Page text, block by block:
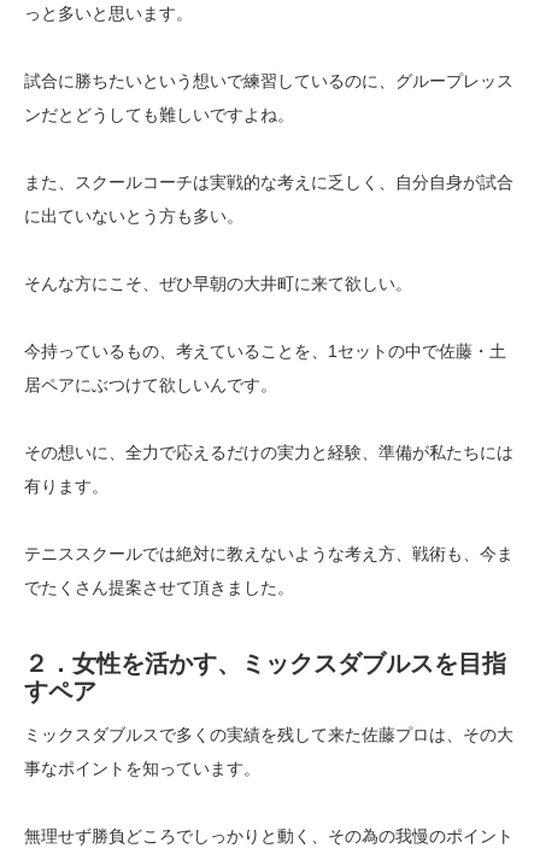
っと多いと思います。
試合に勝ちたいという想いで練習しているのに、グループレッス
ンだとどうしても難しいですよね。
また、スクールコーチは実戦的な考えに乏しく、自分自身が試合
に出ていないとう方も多い。
そんな方にこそ、ぜひ早朝の大井町に来て欲しい。
今持っているもの、考えていることを、1セットの中で佐藤・土
居ペアにぶつけて欲しいんです。
その想いに、全力で応えるだけの実力と経験、準備が私たちには
有ります。
テニススクールでは絶対に教えないような考え方、戦術も、今ま
でたくさん提案させて頂きました。
２．女性を活かす、ミックスダブルスを目指
すペア
ミックスダブルスで多くの実績を残して来た佐藤プロは、その大
事なポイントを知っています。
無理せず勝負どころでしっかりと動く、その為の我慢のポイント